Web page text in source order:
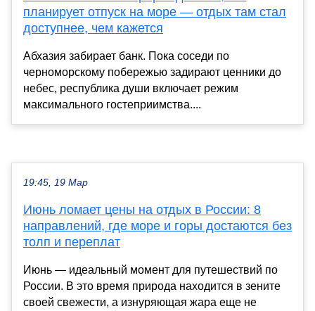
планирует отпуск на море — отдых там стал
доступнее, чем кажется
Абхазия забирает банк. Пока соседи по
черноморскому побережью задирают ценники до
небес, республика души включает режим
максимального гостеприимства....
19:45, 19 Мар
Июнь ломает цены на отдых в России: 8
направлений, где море и горы достаются без
толп и переплат
Июнь — идеальный момент для путешествий по
России. В это время природа находится в зените
своей свежести, а изнуряющая жара еще не